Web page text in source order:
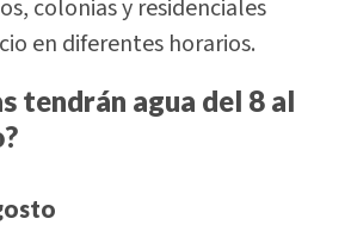
colonias y residenciales
en diferentes horarios.
tendrán agua del 8 al